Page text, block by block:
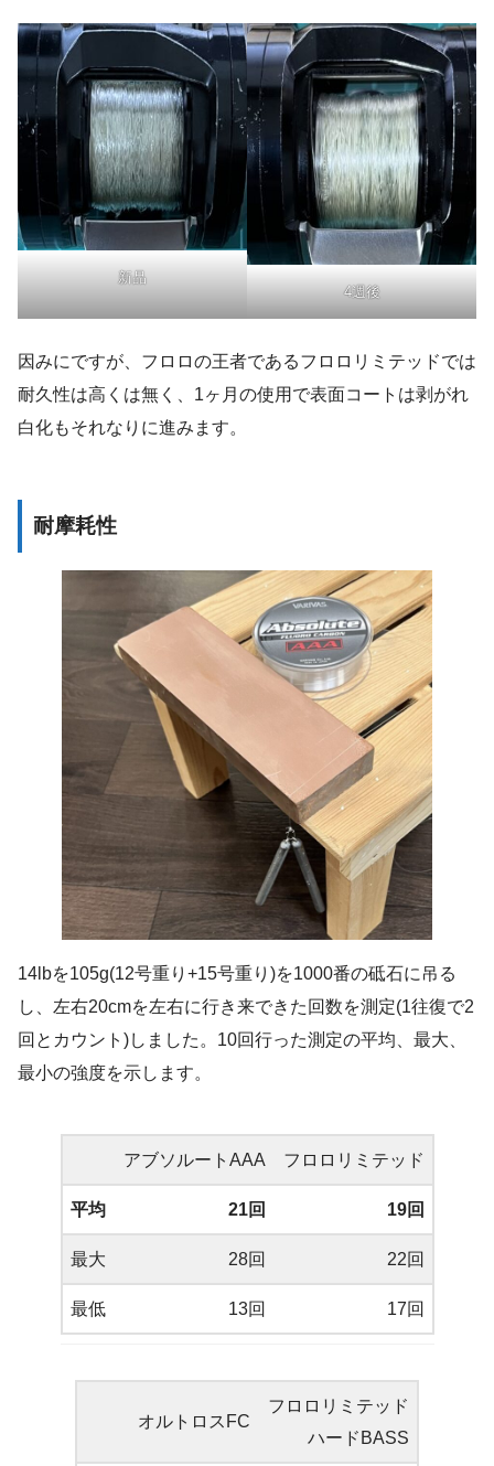
新品
4週後
因みにですが、フロロの王者であるフロロリミテッドでは
耐久性は高くは無く、1ヶ月の使用で表面コートは剥がれ
白化もそれなりに進みます。
耐摩耗性
14lbを105g(12号重り+15号重り)を1000番の砥石に吊る
し、左右20cmを左右に行き来できた回数を測定(1往復で2
回とカウント)しました。10回行った測定の平均、最大、
最小の強度を示します。
アブソルートAAA フロロリミテッド
平均 21回 19回
最大 28回 22回
最低 13回 17回
オルトロスFC
フロロリミテッド
ハードBASS